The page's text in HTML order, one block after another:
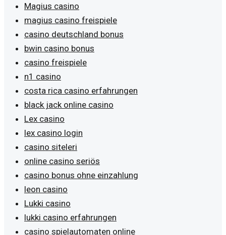
Magius casino
magius casino freispiele
casino deutschland bonus
bwin casino bonus
casino freispiele
n1 casino
costa rica casino erfahrungen
black jack online casino
Lex casino
lex casino login
casino siteleri
online casino seriös
casino bonus ohne einzahlung
leon casino
Lukki casino
lukki casino erfahrungen
casino spielautomaten online